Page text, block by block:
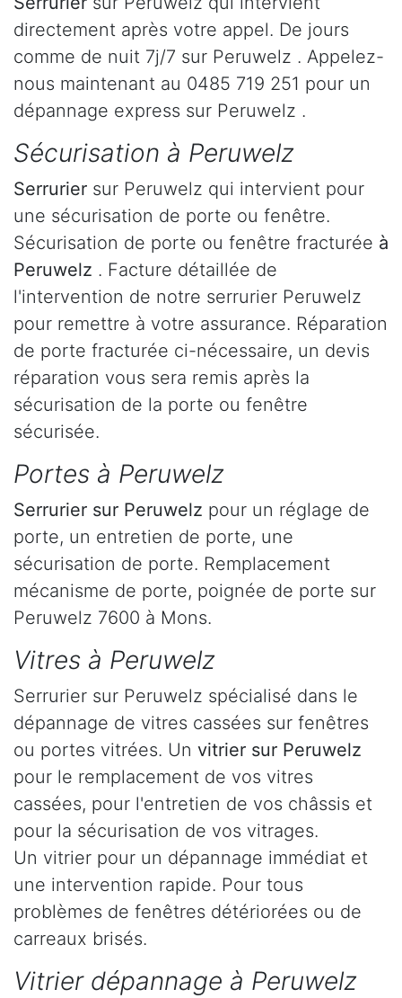
directement après votre appel. De jours
comme de nuit 7j/7 sur Peruwelz . Appelez-
nous maintenant au 0485 719 251 pour un
dépannage express sur Peruwelz .
Sécurisation à Peruwelz
Serrurier sur Peruwelz qui intervient pour
une sécurisation de porte ou fenêtre.
Sécurisation de porte ou fenêtre fracturée à
Peruwelz . Facture détaillée de
l'intervention de notre serrurier Peruwelz
pour remettre à votre assurance. Réparation
de porte fracturée ci-nécessaire, un devis
réparation vous sera remis après la
sécurisation de la porte ou fenêtre
sécurisée.
Portes à Peruwelz
Serrurier sur Peruwelz pour un réglage de
porte, un entretien de porte, une
sécurisation de porte. Remplacement
mécanisme de porte, poignée de porte sur
Peruwelz 7600 à Mons.
Vitres à Peruwelz
Serrurier sur Peruwelz spécialisé dans le
dépannage de vitres cassées sur fenêtres
ou portes vitrées. Un vitrier sur Peruwelz
pour le remplacement de vos vitres
cassées, pour l'entretien de vos châssis et
pour la sécurisation de vos vitrages.
Un vitrier pour un dépannage immédiat et
une intervention rapide. Pour tous
problèmes de fenêtres détériorées ou de
carreaux brisés.
Vitrier dépannage à Peruwelz